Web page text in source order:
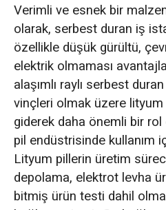
Verimli ve esnek bir
olarak, serbest duran iş
özellikle düşük gürültü,
elektrik olmaması
alaşımlı raylı serbest
vinçleri olmak üzere
giderek daha önemli bir
pil endüstrisinde kullanım
Lityum pillerin üretim
depolama, elektrot levha
bitmiş ürün testi dahil